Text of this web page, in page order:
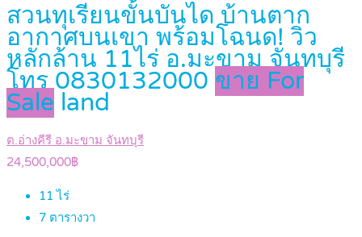
สวนทุเรียนขั้นบันได บ้านตาก
อากาศบนเขา พร้อมโฉนด! วิว
หลักล้าน 11ไร่ อ.มะขาม จันทบุรี
โทร 0830132000 ขาย For
Sale land
ต.อ่างคีรี อ.มะขาม จันทบุรี
24,500,000฿
11 ไร่
7 ตารางวา